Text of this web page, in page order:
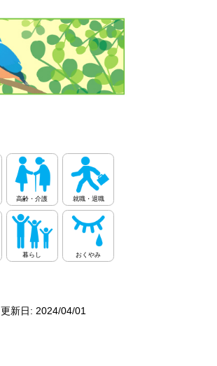
更新日: 2024/04/01
高齢・介護 就職・退職
暮らし おくやみ